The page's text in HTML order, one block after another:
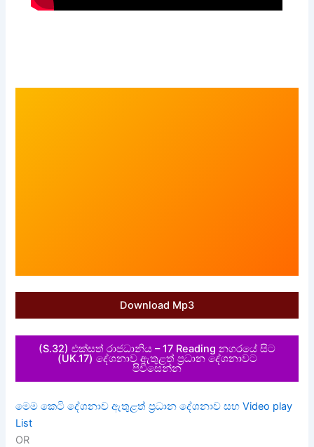
Download Mp3
(S.32) එක්සත් රාජධානිය – 17 Reading නගරයේ සිට
(UK.17) දේශනාව ඇතුළත් ප්‍රධාන දේශනාවට
පිවිසෙන්න
මෙම කෙටි දේශනාව ඇතුළත් ප්‍රධාන දේශනාව සහ Video play
List
OR